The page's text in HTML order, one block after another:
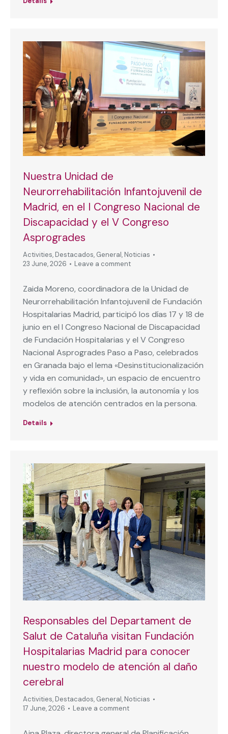
Nuestra Unidad de
Neurorrehabilitación Infantojuvenil de
Madrid, en el I Congreso Nacional de
Discapacidad y el V Congreso
Asprogrades
Activities, Destacados, General, Noticias
23 June, 2026
Leave a comment
Zaida Moreno, coordinadora de la Unidad de
Neurorrehabilitación Infantojuvenil de Fundación
Hospitalarias Madrid, participó los días 17 y 18 de
junio en el I Congreso Nacional de Discapacidad
de Fundación Hospitalarias y el V Congreso
Nacional Asprogrades Paso a Paso, celebrados
en Granada bajo el lema «Desinstitucionalización
y vida en comunidad», un espacio de encuentro
y reflexión sobre la inclusión, la autonomía y los
modelos de atención centrados en la persona.
Details
Responsables del Departament de
Salut de Cataluña visitan Fundación
Hospitalarias Madrid para conocer
nuestro modelo de atención al daño
cerebral
Activities, Destacados, General, Noticias
17 June, 2026
Leave a comment